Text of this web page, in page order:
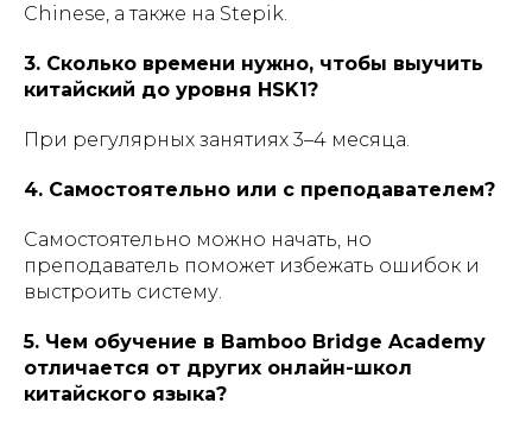
Chinese, а также на Stepik.
3. Сколько времени нужно, чтобы выучить
китайский до уровня HSK1?
При регулярных занятиях 3–4 месяца.
4. Самостоятельно или с преподавателем?
Самостоятельно можно начать, но
преподаватель поможет избежать ошибок и
выстроить систему.
5. Чем обучение в Bamboo Bridge Academy
отличается от других онлайн-школ
китайского языка?